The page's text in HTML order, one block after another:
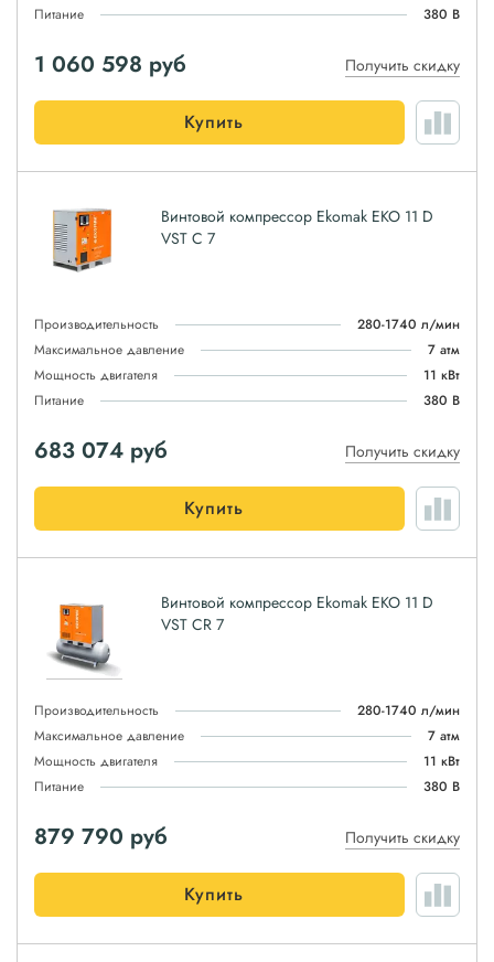
Питание
380 В
1 060 598 руб Получить скидку
Купить
Винтовой компрессор Ekomak EKO 11 D
VST C 7
Производительность
280-1740 л/мин
Максимальное давление
7 атм
Мощность двигателя
11 кВт
Питание
380 В
683 074 руб Получить скидку
Купить
Винтовой компрессор Ekomak EKO 11 D
VST CR 7
Производительность
280-1740 л/мин
Максимальное давление
7 атм
Мощность двигателя
11 кВт
Питание
380 В
879 790 руб Получить скидку
Купить